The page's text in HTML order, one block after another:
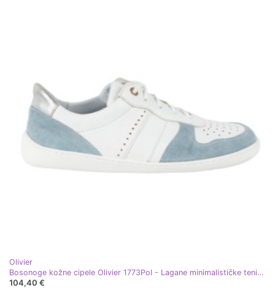
Olivier
Bosonoge kožne cipele Olivier 1773Pol - Lagane minimalističke tenisice bijele s plavom bijela
104,40 €